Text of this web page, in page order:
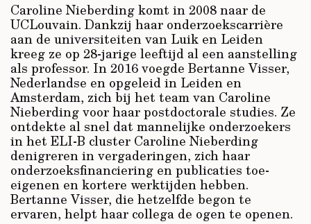
Caroline Nieberding komt in 2008 naar de
UCLouvain. Dankzij haar onderzoekscarrière
aan de universiteiten van Luik en Leiden
kreeg ze op 28-jarige leeftijd al een aanstelling
als professor. In 2016 voegde Bertanne Visser,
Nederlandse en opgeleid in Leiden en
Amsterdam, zich bij het team van Caroline
Nieberding voor haar postdoctorale studies. Ze
ontdekte al snel dat mannelijke onderzoekers
in het ELI-B cluster Caroline Nieberding
denigreren in vergaderingen, zich haar
onderzoeksfinanciering en publicaties toe-
eigenen en kortere werktijden hebben.
Bertanne Visser, die hetzelfde begon te
ervaren, helpt haar collega de ogen te openen.